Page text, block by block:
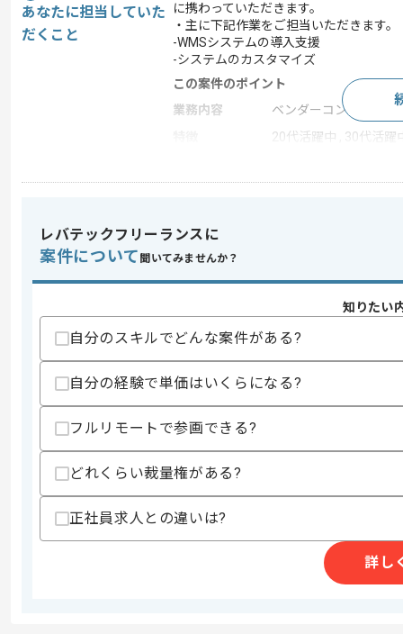
あなたに担当していた
だくこと
に携わっていただきます。
・主に下記作業をご担当いただきます。
-WMSシステムの導入支援
-システムのカスタマイズ
この案件のポイント
業務内容
ベンダーコントロール
20代活躍中 , 30代活躍
スキル
・WMSの導入支援経験
スキルに不安がある方へ
上記に似た経験やスキルをお持ちであれば申
その他募集要項
商談回数
1回
募集人数
1人
作業開始日
エージェントからのコ
メント
コンサルティング事業を展開している企
今回はマンハッタンアクティブウェア
に携わっていただきます。
レバテックフリーランスに
案件について 聞いてみませんか？
知りたい
自分のスキルでどんな案件がある?
自分の経験で単価はいくらになる?
フルリモートで参画できる?
どれくらい裁量権がある?
正社員求人との違いは?
詳し